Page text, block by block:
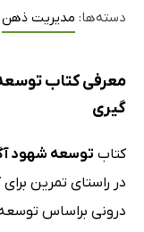
دسته‌ها: مدیریت ذهن
معرفی کتاب
گیری
کتاب توسعه شهود
در راستای تمرین
درونی براساس